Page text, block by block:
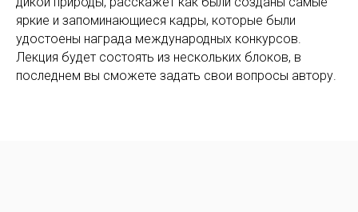
яркие и запоминающиеся кадры, которые были
удостоены награда международных конкурсов.
Лекция будет состоять из нескольких блоков, в
последнем вы сможете задать свои вопросы автору.